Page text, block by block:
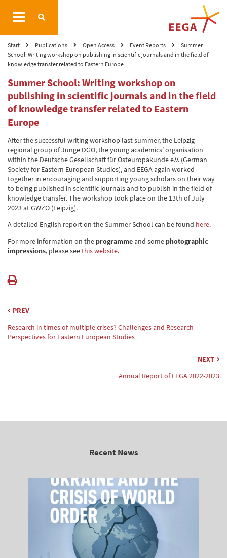
Start Publications Open Access Event Reports
Summer
School: Writing workshop on publishing in scientific journals and in the field of
knowledge transfer related to Eastern Europe
Summer School: Writing workshop on
publishing in scientific journals and in the field
of knowledge transfer related to Eastern
Europe
After the successful writing workshop last summer, the Leipzig
regional group of Junge DGO, the young academics’ organisation
within the Deutsche Gesellschaft für Osteuropakunde e.V. (German
Society for Eastern European Studies), and EEGA again worked
together in encouraging and supporting young scholars on their way
to being published in scientific journals and to publish in the field of
knowledge transfer. The workshop took place on the 13th of July
2023 at GWZO (Leipzig).
A detailed English report on the Summer School can be found here.
For more information on the programmeand some photographic
impressions, please seethis website.
PREV
Research in times of multiple crises? Challenges and Research
Perspectives for Eastern European Studies
NEXT
Annual Report of EEGA 2022-2023
Recent News